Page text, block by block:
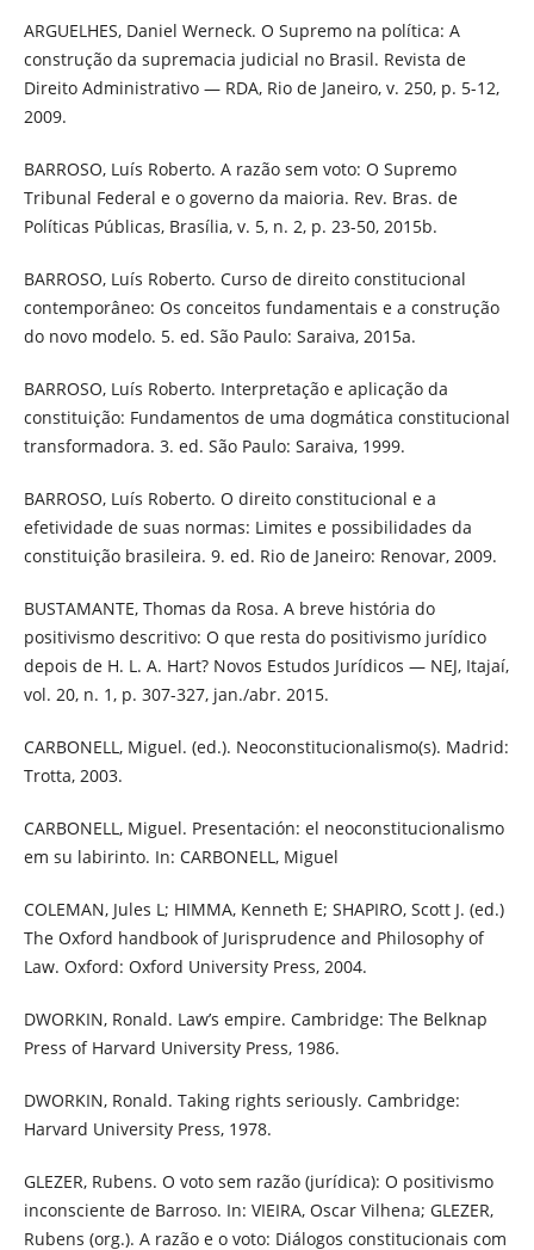
ARGUELHES, Daniel Werneck. O Supremo na política: A
construção da supremacia judicial no Brasil. Revista de
Direito Administrativo — RDA, Rio de Janeiro, v. 250, p. 5-12,
2009.
BARROSO, Luís Roberto. A razão sem voto: O Supremo
Tribunal Federal e o governo da maioria. Rev. Bras. de
Políticas Públicas, Brasília, v. 5, n. 2, p. 23-50, 2015b.
BARROSO, Luís Roberto. Curso de direito constitucional
contemporâneo: Os conceitos fundamentais e a construção
do novo modelo. 5. ed. São Paulo: Saraiva, 2015a.
BARROSO, Luís Roberto. Interpretação e aplicação da
constituição: Fundamentos de uma dogmática constitucional
transformadora. 3. ed. São Paulo: Saraiva, 1999.
BARROSO, Luís Roberto. O direito constitucional e a
efetividade de suas normas: Limites e possibilidades da
constituição brasileira. 9. ed. Rio de Janeiro: Renovar, 2009.
BUSTAMANTE, Thomas da Rosa. A breve história do
positivismo descritivo: O que resta do positivismo jurídico
depois de H. L. A. Hart? Novos Estudos Jurídicos — NEJ, Itajaí,
vol. 20, n. 1, p. 307-327, jan./abr. 2015.
CARBONELL, Miguel. (ed.). Neoconstitucionalismo(s). Madrid:
Trotta, 2003.
CARBONELL, Miguel. Presentación: el neoconstitucionalismo
em su labirinto. In: CARBONELL, Miguel
COLEMAN, Jules L; HIMMA, Kenneth E; SHAPIRO, Scott J. (ed.)
The Oxford handbook of Jurisprudence and Philosophy of
Law. Oxford: Oxford University Press, 2004.
DWORKIN, Ronald. Law’s empire. Cambridge: The Belknap
Press of Harvard University Press, 1986.
DWORKIN, Ronald. Taking rights seriously. Cambridge:
Harvard University Press, 1978.
GLEZER, Rubens. O voto sem razão (jurídica): O positivismo
inconsciente de Barroso. In: VIEIRA, Oscar Vilhena; GLEZER,
Rubens (org.). A razão e o voto: Diálogos constitucionais com